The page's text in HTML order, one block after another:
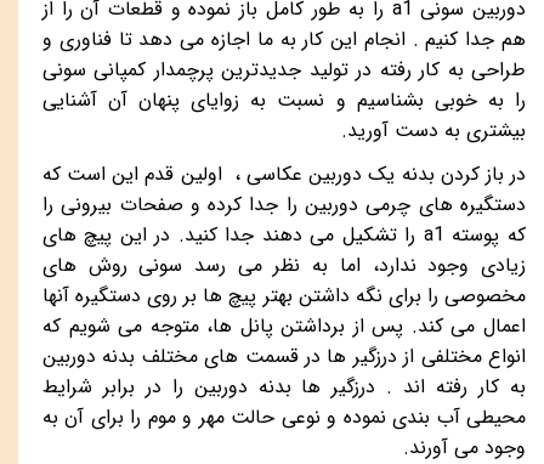
دوربین سونی a1 را به طور کامل باز نموده و قطعات آن را از
هم جدا کنیم . انجام این کار به ما اجازه می دهد تا فناوری و
طراحی به کار رفته در تولید جدیدترین پرچمدار کمپانی سونی
را به خوبی بشناسیم و نسبت به زوایای پنهان آن آشنایی
بیشتری به دست آورید.
در باز کردن بدنه یک دوربین عکاسی ، اولین قدم این است که
دستگیره های چرمی دوربین را جدا کرده و صفحات بیرونی را
که پوسته a1 را تشکیل می دهند جدا کنید. در این پیچ های
زیادی وجود ندارد، اما به نظر می رسد سونی روش های
مخصوصی را برای نگه داشتن بهتر پیچ ها بر روی دستگیره آنها
اعمال می کند. پس از برداشتن پانل ها، متوجه می شویم که
انواع مختلفی از درزگیر ها در قسمت های مختلف بدنه دوربین
به کار رفته اند . درزگیر ها بدنه دوربین را در برابر شرایط
محیطی آب بندی نموده و نوعی حالت مهر و موم را برای آن به
وجود می آورند.